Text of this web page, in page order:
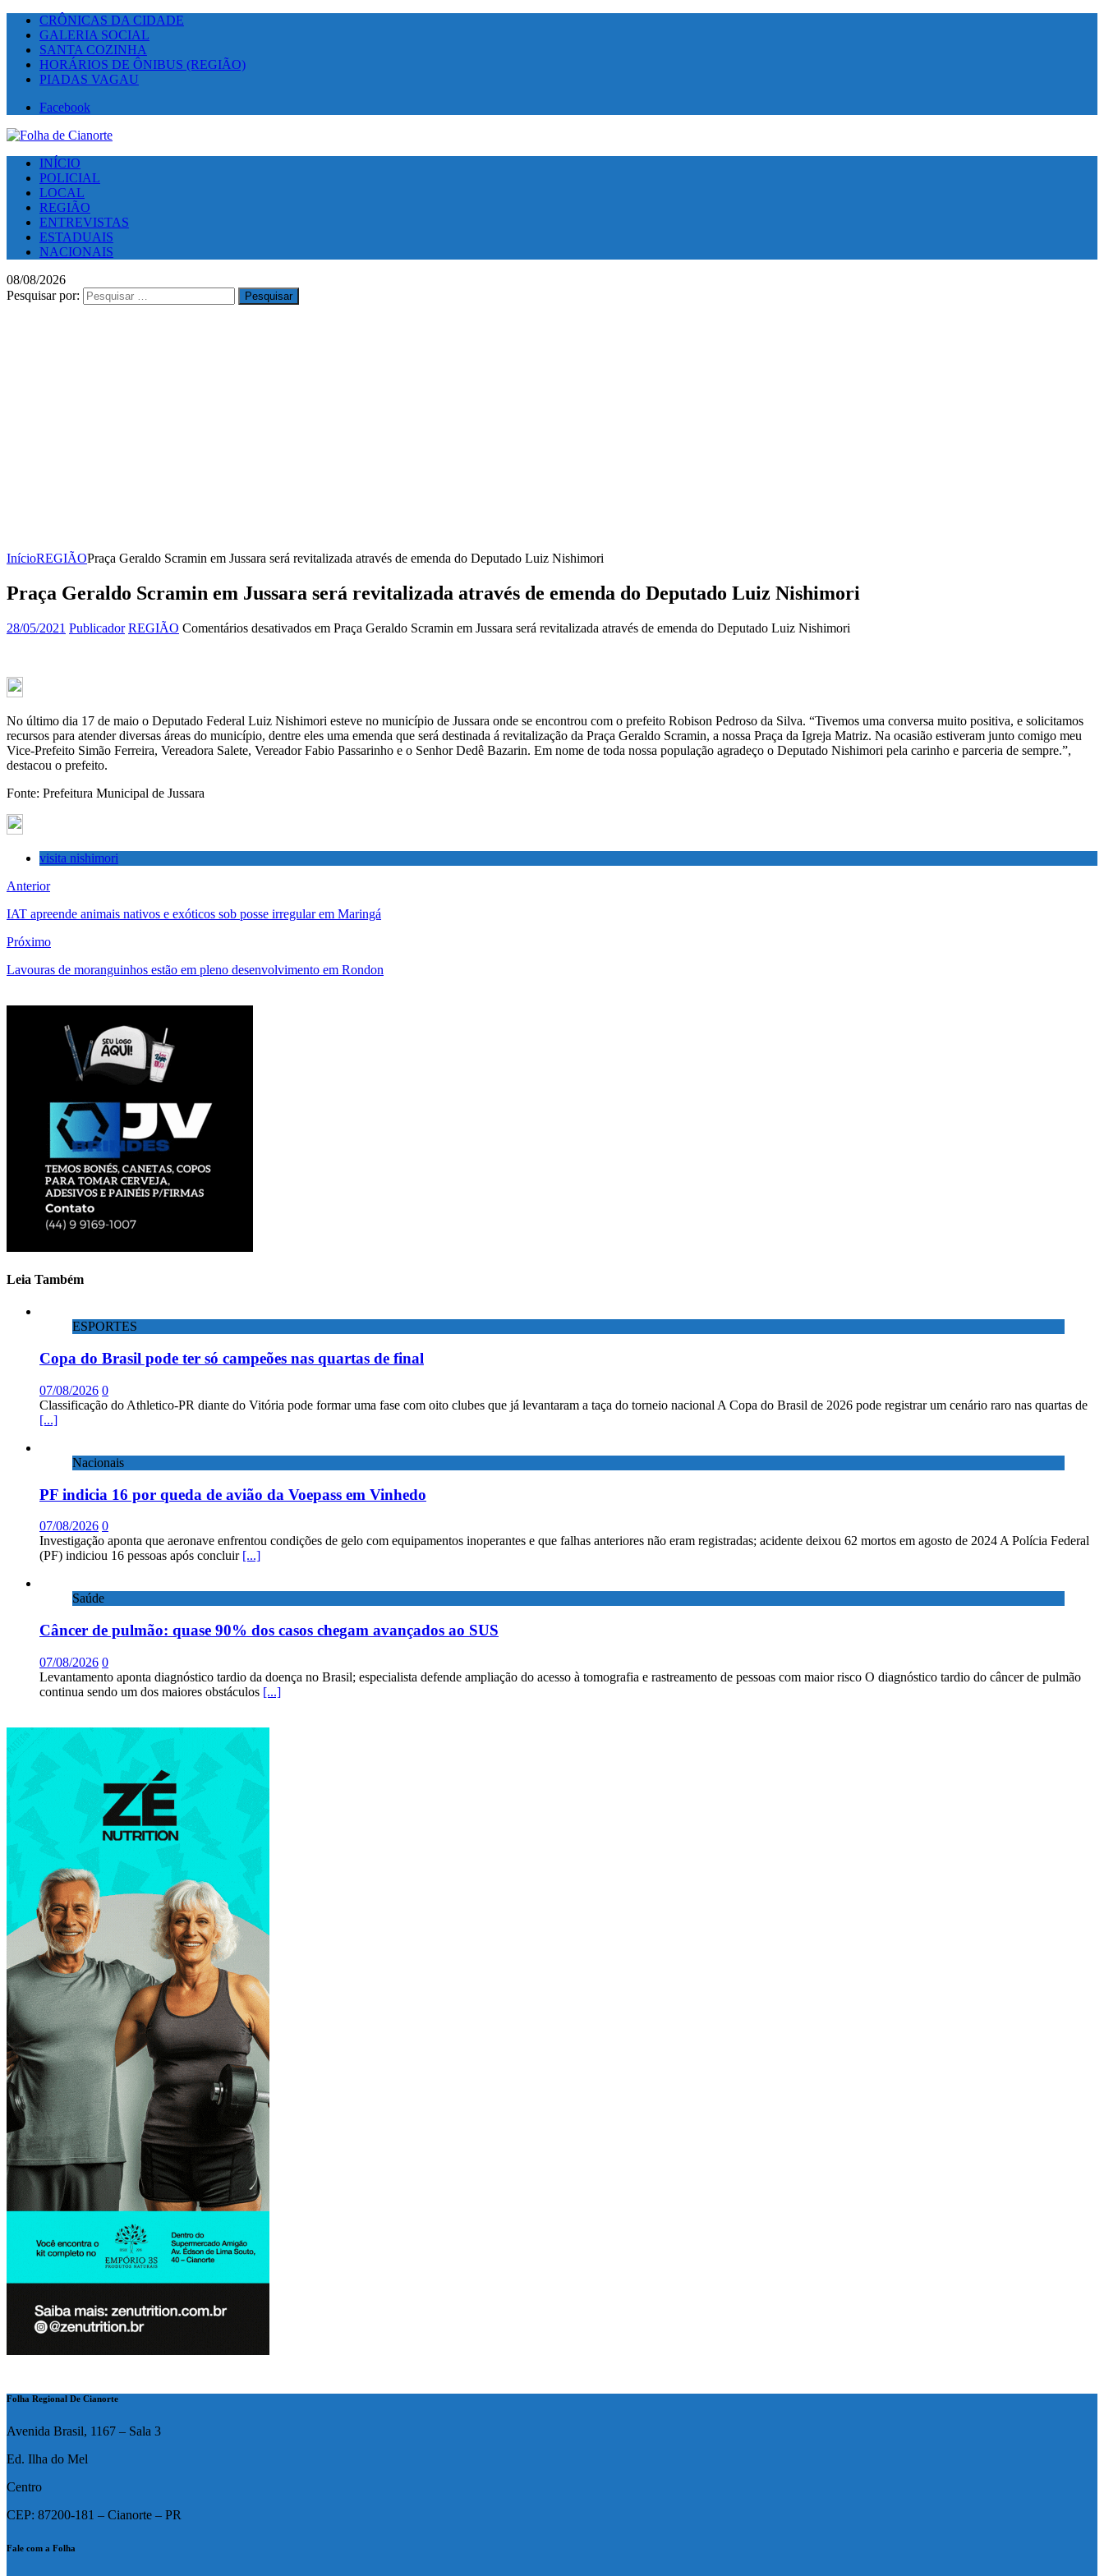
CRÔNICAS DA CIDADE
GALERIA SOCIAL
SANTA COZINHA
HORÁRIOS DE ÔNIBUS (REGIÃO)
PIADAS VAGAU
Facebook
INÍCIO
POLICIAL
LOCAL
REGIÃO
ENTREVISTAS
ESTADUAIS
NACIONAIS
08/08/2026
Pesquisar por:
InícioREGIÃOPraça Geraldo Scramin em Jussara será revitalizada através de emenda do Deputado Luiz Nishimori
Praça Geraldo Scramin em Jussara será revitalizada através de emenda do Deputado Luiz Nishimori
28/05/2021 Publicador REGIÃO Comentários desativados em Praça Geraldo Scramin em Jussara será revitalizada através de emenda do Deputado Luiz Nishimori
No último dia 17 de maio o Deputado Federal Luiz Nishimori esteve no município de Jussara onde se encontrou com o prefeito Robison Pedroso da Silva. “Tivemos uma conversa muito positiva, e solicitamos
recursos para atender diversas áreas do município, dentre eles uma emenda que será destinada á revitalização da Praça Geraldo Scramin, a nossa Praça da Igreja Matriz. Na ocasião estiveram junto comigo meu
Vice-Prefeito Simão Ferreira, Vereadora Salete, Vereador Fabio Passarinho e o Senhor Dedê Bazarin. Em nome de toda nossa população agradeço o Deputado Nishimori pela carinho e parceria de sempre.”,
destacou o prefeito.
Fonte: Prefeitura Municipal de Jussara
visita nishimori
Anterior
IAT apreende animais nativos e exóticos sob posse irregular em Maringá
Próximo
Lavouras de moranguinhos estão em pleno desenvolvimento em Rondon
Leia Também
ESPORTES
Copa do Brasil pode ter só campeões nas quartas de final
07/08/2026 0
Classificação do Athletico-PR diante do Vitória pode formar uma fase com oito clubes que já levantaram a taça do torneio nacional A Copa do Brasil de 2026 pode registrar um cenário raro nas quartas de
[...]
Nacionais
PF indicia 16 por queda de avião da Voepass em Vinhedo
07/08/2026 0
Investigação aponta que aeronave enfrentou condições de gelo com equipamentos inoperantes e que falhas anteriores não eram registradas; acidente deixou 62 mortos em agosto de 2024 A Polícia Federal
(PF) indiciou 16 pessoas após concluir [...]
Saúde
Câncer de pulmão: quase 90% dos casos chegam avançados ao SUS
07/08/2026 0
Levantamento aponta diagnóstico tardio da doença no Brasil; especialista defende ampliação do acesso à tomografia e rastreamento de pessoas com maior risco O diagnóstico tardio do câncer de pulmão
continua sendo um dos maiores obstáculos [...]
Folha Regional De Cianorte
Avenida Brasil, 1167 – Sala 3
Ed. Ilha do Mel
Centro
CEP: 87200-181 – Cianorte – PR
Fale com a Folha